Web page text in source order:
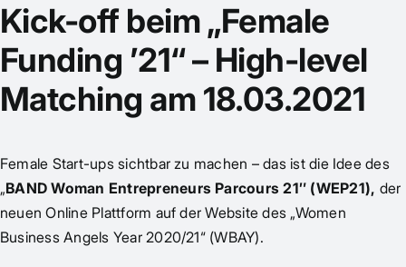
Kick-off beim „Female
Funding ’21“ – High-level
Matching am 18.03.2021
Female Start-ups sichtbar zu machen – das ist die Idee des
„BAND Woman Entrepreneurs Parcours 21″ (WEP21), der
neuen Online Plattform auf der Website des „Women
Business Angels Year 2020/21“ (WBAY).